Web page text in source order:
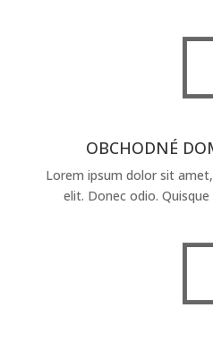
OBCHODNÉ
Lorem ipsum dolor sit
elit. Donec odio.